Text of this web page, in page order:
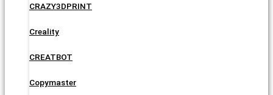
CRAZY3DPRINT
Creality
CREATBOT
Copymaster